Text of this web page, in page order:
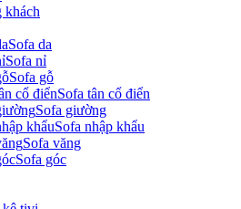
khách
Sofa da
Sofa nỉ
Sofa gỗ
Sofa tân cổ điển
Sofa giường
Sofa nhập khẩu
Sofa văng
Sofa góc